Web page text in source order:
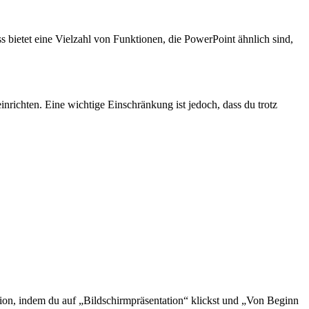
bietet eine Vielzahl von Funktionen, die PowerPoint ähnlich sind,
Eine wichtige Einschränkung ist jedoch, dass du trotz
indem du auf „Bildschirmpräsentation“ klickst und „Von Beginn